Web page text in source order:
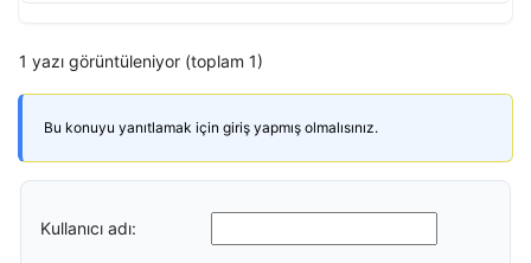
1 yazı görüntüleniyor (toplam 1)
Bu konuyu yanıtlamak için giriş yapmış olmalısınız.
Kullanıcı adı: